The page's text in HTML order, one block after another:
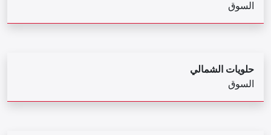
السوق
حلويات الشمالي
السوق